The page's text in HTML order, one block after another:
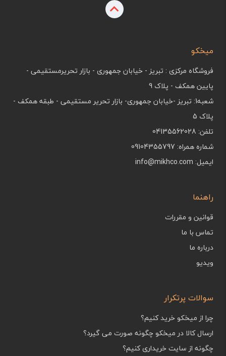
میخکو
فروشگاه مرکزی : تبریز - خیابان جمهوری - بازار تحریرمستقیمی -
پایین همکف - پلاک 9
شعبه1: تبریز -خیابان جمهوری- بازار تحریر مستقیمی - طبقه همکف -
پلاک 5
تلفن: 04135562028
شماره همراه: 09104355797
ایمیل: info@mikhco.com
راهنما
قوانین و مقررات
تماس با ما
درباره ما
ویدیو
سوالات پرتکرار
چرا از میخکو خرید کنیم؟
ارسال کالا در میخکو چگونه صورت می گیرد؟
چگونه از سایت خریداری کنیم؟